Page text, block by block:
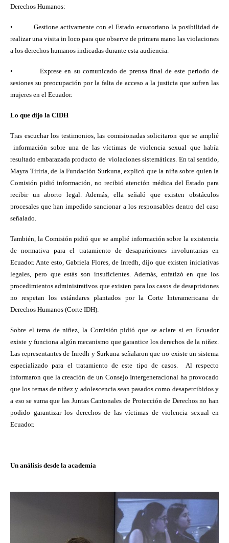
Derechos Humanos:
•
Gestione activamente con el Estado ecuatoriano la posibilidad de
realizar una visita in loco para que observe de primera mano las violaciones
a los derechos humanos indicadas durante esta audiencia.
•
Exprese en su comunicado de prensa final de este periodo de
sesiones su preocupación por la falta de acceso a la justicia que sufren las
mujeres en el Ecuador.
Lo que dijo la CIDH
Tras escuchar los testimonios, las comisionadas solicitaron que se amplié
información sobre una de las víctimas de violencia sexual que había
resultado embarazada producto de violaciones sistemáticas. En tal sentido,
Mayra Tiriria, de la Fundación Surkuna, explicó que la niña sobre quien la
Comisión pidió información, no recibió atención médica del Estado para
recibir un aborto legal. Además, ella señaló que existen obstáculos
procesales que han impedido sancionar a los responsables dentro del caso
señalado.
También, la Comisión pidió que se amplié información sobre la existencia
de normativa para el tratamiento de desapariciones involuntarias en
Ecuador. Ante esto, Gabriela Flores, de Inredh, dijo que existen iniciativas
legales, pero que estás son insuficientes. Además, enfatizó en que los
procedimientos administrativos que existen para los casos de desaprisiones
no respetan los estándares plantados por la Corte Interamericana de
Derechos Humanos (Corte IDH).
Sobre el tema de niñez, la Comisión pidió que se aclare si en Ecuador
existe y funciona algún mecanismo que garantice los derechos de la niñez.
Las representantes de Inredh y Surkuna señalaron que no existe un sistema
especializado para el tratamiento de este tipo de casos.
Al respecto
informaron que la creación de un Consejo Intergeneracional ha provocado
que los temas de niñez y adolescencia sean pasados como desapercibidos y
a eso se suma que las Juntas Cantonales de Protección de Derechos no han
podido garantizar los derechos de las víctimas de violencia sexual en
Ecuador.
Un análisis desde la academia